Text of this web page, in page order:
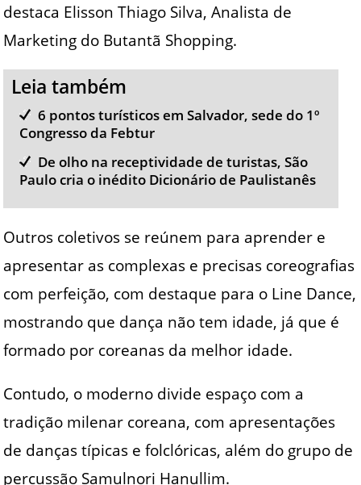
destaca Elisson Thiago Silva, Analista de
Marketing do Butantã Shopping.
Leia também
6 pontos turísticos em Salvador, sede do 1º
Congresso da Febtur
De olho na receptividade de turistas, São
Paulo cria o inédito Dicionário de Paulistanês
Outros coletivos se reúnem para aprender e
apresentar as complexas e precisas coreografias
com perfeição, com destaque para o Line Dance,
mostrando que dança não tem idade, já que é
formado por coreanas da melhor idade.
Contudo, o moderno divide espaço com a
tradição milenar coreana, com apresentações
de danças típicas e folclóricas, além do grupo de
percussão Samulnori Hanullim.